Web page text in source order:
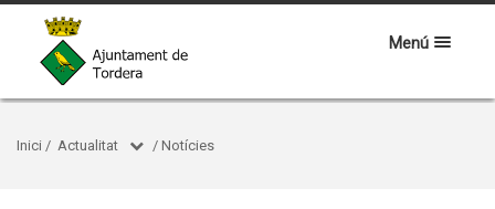
Menú
Inici / Actualitat / Notícies